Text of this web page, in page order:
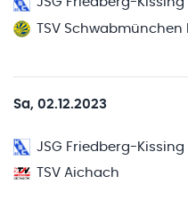
TSV Schwabmünchen II
Sa, 02.12.2023
JSG Friedberg-Kissing
TSV Aichach